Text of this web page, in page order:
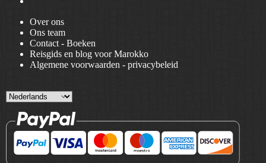
Over ons
Ons team
Contact - Boeken
Reisgids en blog voor Marokko
Algemene voorwaarden - privacybeleid
Choose
a
language